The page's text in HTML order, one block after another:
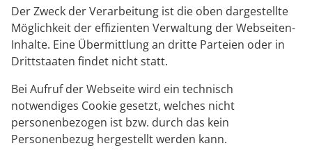
Der Zweck der Verarbeitung ist die oben dargestellte
Möglichkeit der effizienten Verwaltung der Webseiten-
Inhalte. Eine Übermittlung an dritte Parteien oder in
Drittstaaten findet nicht statt.
Bei Aufruf der Webseite wird ein technisch
notwendiges Cookie gesetzt, welches nicht
personenbezogen ist bzw. durch das kein
Personenbezug hergestellt werden kann.